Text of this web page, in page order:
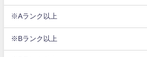
※Aランク以上
※Bランク以上